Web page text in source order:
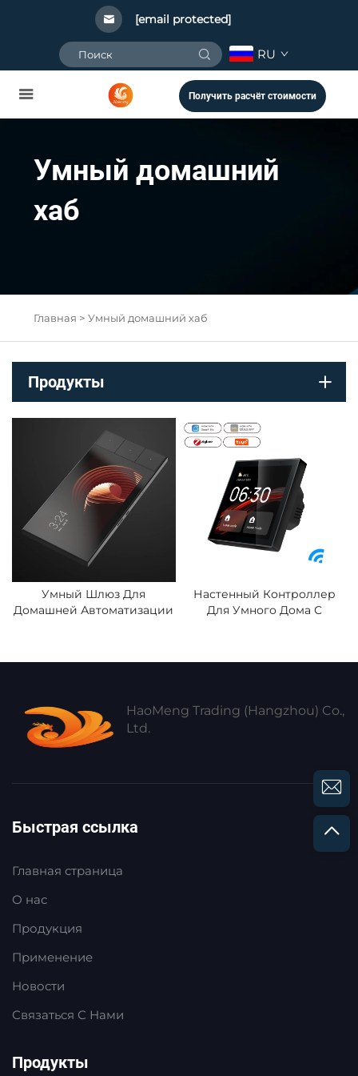
[email protected]
RU
Получить расчёт стоимости
Умный домашний
хаб
Главная > Умный домашний хаб
Продукты
Умный Шлюз Для
Домашней Автоматизации
На Базе Zigbee,
Беспроводное
Управление По Wi-Fi
Настенный Контроллер
Для Умного Дома С
HaoMeng Trading (Hangzhou) Co.,
Ltd.
Быстрая ссылка
Главная страница
О нас
Продукция
Применение
Новости
Связаться С Нами
Продукты